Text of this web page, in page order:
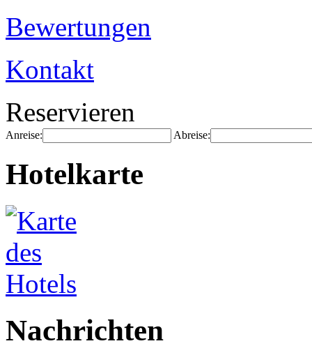
Bewertungen
Kontakt
Reservieren
Anreise: Abreise:
Hotelkarte
Nachrichten